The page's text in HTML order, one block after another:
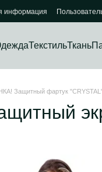
информация
ТекстильТкань
Защитный фартук